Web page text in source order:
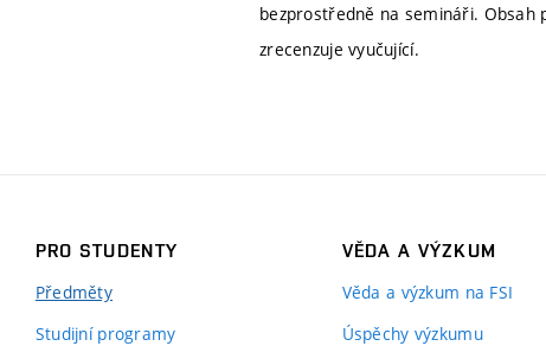
bezprostředně na semináři. Obsah
zrecenzuje vyučující.
PRO STUDENTY
Předměty
Studijní programy
VĚDA A VÝZKUM
Věda a výzkum na FSI
Úspěchy výzkumu